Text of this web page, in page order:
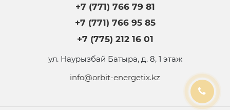
+7 (771) 766 79 81
+7 (771) 766 95 85
+7 (775) 212 16 01
ул. Наурызбай Батыра, д. 8, 1 этаж
info@orbit-energetix.kz